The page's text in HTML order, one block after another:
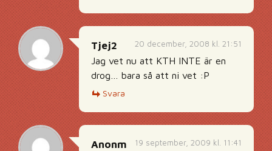
20 december, 2008 kl. 21:51
Tjej2
Jag vet nu att KTH INTE är en
drog… bara så att ni vet :P
Svara
19 september, 2009 kl. 11:41
Anonm